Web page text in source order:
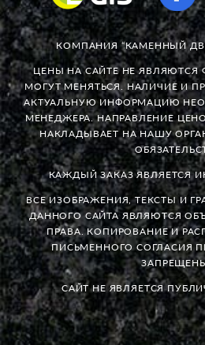
КОМПАНИЯ “КАМЕННЫЙ
ЦЕНЫ НА САЙТЕ НЕ
МОГУТ МЕНЯТЬСЯ. НАЛИЧИЕ И
АКТУАЛЬНУЮ ИНФОРМАЦИЮ
МЕНЕДЖЕРА. НАПРАВЛЕНИЕ
НАКЛАДЫВАЕТ НА НАШУ
КАЖДЫЙ ЗАКАЗ ЯВЛЯЕТСЯ
ВСЕ ИЗОБРАЖЕНИЯ, ТЕКСТЫ И
ДАННОГО САЙТА ЯВЛЯЮТСЯ
ПРАВА. КОПИРОВАНИЕ И
ПИСЬМЕННОГО СОГЛАСИЯ
САЙТ НЕ ЯВЛЯЕТСЯ